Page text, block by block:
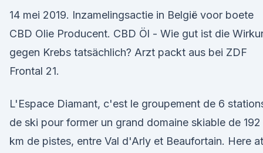
14 mei 2019. Inzamelingsactie in België voor boete
CBD Olie Producent. CBD Öl - Wie gut ist die
gegen Krebs tatsächlich? Arzt packt aus bei ZDF
Frontal 21.
L'Espace Diamant, c'est le groupement de 6
de ski pour former un grand domaine skiable de 192
km de pistes, entre Val d'Arly et Beaufortain. Here at